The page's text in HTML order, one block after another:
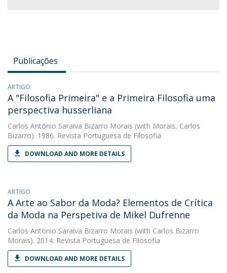
Publicações
ARTIGO
A "Filosofia Primeira" e a Primeira Filosofia uma
perspectiva husserliana
Carlos António Saraiva Bizarro Morais (with Morais, Carlos
Bizarro). 1986. Revista Portuguesa de Filosofia
DOWNLOAD AND MORE DETAILS
ARTIGO
A Arte ao Sabor da Moda? Elementos de Crítica
da Moda na Perspetiva de Mikel Dufrenne
Carlos António Saraiva Bizarro Morais (with Carlos Bizarro
Morais). 2014. Revista Portuguesa de Filosofia
DOWNLOAD AND MORE DETAILS